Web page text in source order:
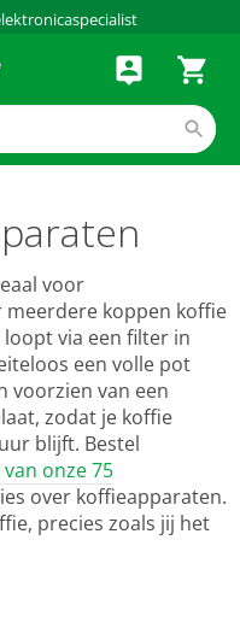
voor
meerdere koppen koffie
via een filter in
een volle pot
voorzien van een
zodat je koffie
blijft. Bestel
onze 75
over koffieapparaten.
precies zoals jij het